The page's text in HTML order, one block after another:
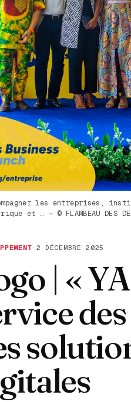
les entreprises,
et … — © FLAMBEAU DES
· 2 DÉCEMBRE 2025
| «